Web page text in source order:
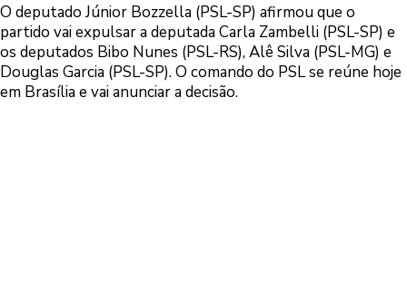
O deputado Júnior Bozzella (PSL-SP) afirmou que o
partido vai expulsar a deputada Carla Zambelli (PSL-SP) e
os deputados Bibo Nunes (PSL-RS), Alê Silva (PSL-MG) e
Douglas Garcia (PSL-SP). O comando do PSL se reúne hoje
em Brasília e vai anunciar a decisão.